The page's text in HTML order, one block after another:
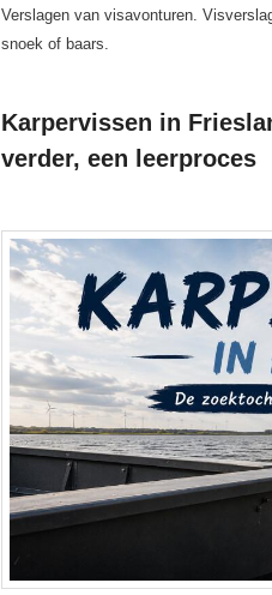
primaire
secundaire
Verslagen van visavonturen.
snoek of baars.
Karpervissen in
verder, een leerproces